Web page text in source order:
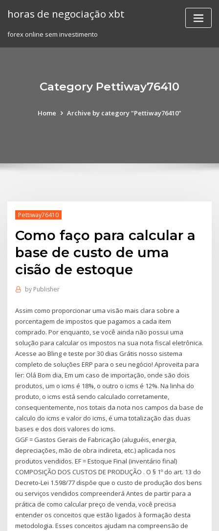
horas de negociação xbt
forex online sem investimento
Category Pettiway76410
Home Archive by category "Pettiway76410"
Pettiway76410
Como faço para calcular a
base de custo de uma
cisão de estoque
by Publisher
Assim como proporcionar uma visão mais clara sobre a
porcentagem de impostos que pagamos a cada item
comprado. Por enquanto, se você ainda não possui uma
solução para calcular os impostos na sua nota fiscal eletrônica.
Acesse ao Bling e teste por 30 dias Grátis nosso sistema
completo de soluções ERP para o seu negócio! Aproveita para
ler: Olá Bom dia, Em um caso de importação, onde são dois
produtos, um o icms é 18%, o outro o icms é 12%. Na linha do
produto, o icms está sendo calculado corretamente,
consequentemente, nos totais da nota nos campos da base de
calculo do icms e valor do icms, é uma totalização das duas
bases e dos dois valores do icms.
GGF = Gastos Gerais de Fabricação (aluguéis, energia,
depreciações, mão de obra indireta, etc.) aplicada nos
produtos vendidos. EF = Estoque Final (inventário final)
COMPOSIÇÃO DOS CUSTOS DE PRODUÇÃO . O § 1º do art. 13 do
Decreto-Lei 1.598/77 dispõe que o custo de produção dos bens
ou serviços vendidos compreenderá Antes de partir para a
prática de como calcular preço de venda, você precisa
entender os conceitos que estão ligados à formação desta
metodologia. Esses conceitos ajudam na compreensão de